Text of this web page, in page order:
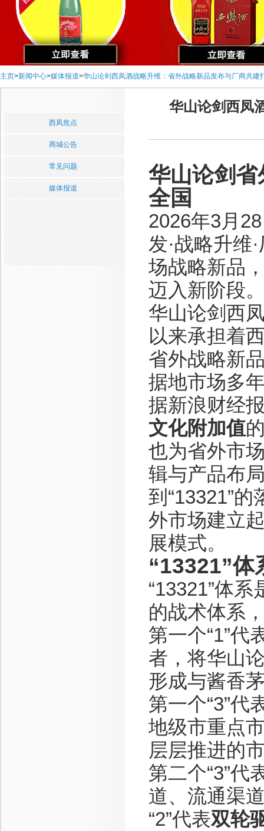
主页>新闻中心>媒体报道>华山论剑西凤酒战略升维：省外战略新品发布与厂商共建
西凤焦点
商城公告
常见问题
媒体报道
华山论剑西凤
华山论剑
全国
2026年3月
发·战略升维
场战略新品
迈入新阶段
华山论剑西
以来承担着
省外战略新
据地市场多
据新浪财经
文化附加值
也为省外市
辑与产品布
到“13321”
外市场建立
展模式。
“13321”体
“13321”体
的战术体系
第一个“1”代
者，将华山
形成与酱香
第一个“3”代
地级市重点
层层推进的
第二个“3”代
道、流通渠
“2”代表双轮